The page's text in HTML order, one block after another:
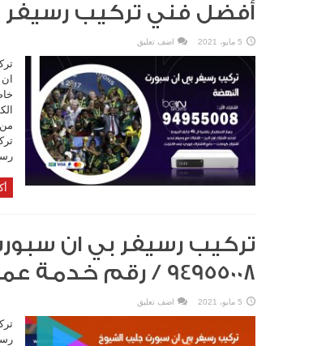
أفضل فني تركيب رسيفر
5 مايو، 2021 اضف تعليق
من
تركيب رسيفر بي ان
94955008 / رقم خدمة عملاء بي ان سبورت
5 مايو، 2021 اضف تعليق